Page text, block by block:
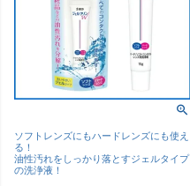
ソフトレンズにもハードレンズにも使え
る！
油性汚れをしっかり落とすジェルタイプ
の洗浄液！